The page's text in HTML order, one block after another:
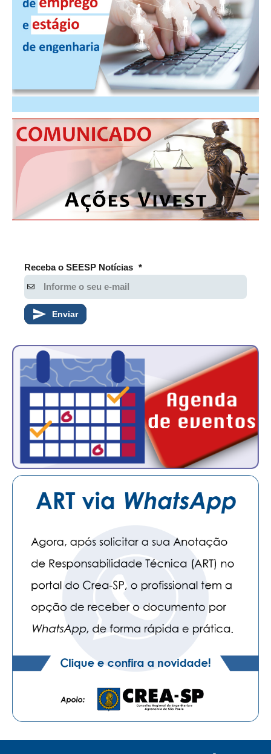
PISO SALARIAL
APRESENTAÇÃO
EMPREGO E ESTÁGIO
CARREIRA
AUTÔNOMOS E SERVIÇOS
NEWSLETTER
GUIA DAS ENGENHARIAS
ENGENHEIRO EMPREENDEDOR
SEESP EDUCAÇÃO
BENEFÍCIOS
APOSENTADORIA
CONVÊNIOS
PLANO DE SAÚDE
SEESPPREV
CAMPANHAS SALARIAIS
NOTÍCIAS
CONTEÚDO ESPECIAL
JORNAL DO ENGENHEIRO
AGENDA
NOTÍCIAS NO WHATSAPP
Receba o SEESP Notícias *
Enviar